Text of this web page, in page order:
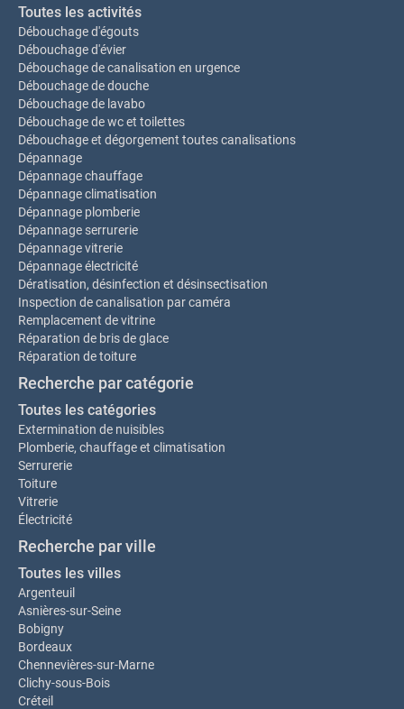
Toutes les activités
Débouchage d'égouts
Débouchage d'évier
Débouchage de canalisation en urgence
Débouchage de douche
Débouchage de lavabo
Débouchage de wc et toilettes
Débouchage et dégorgement toutes canalisations
Dépannage
Dépannage chauffage
Dépannage climatisation
Dépannage plomberie
Dépannage serrurerie
Dépannage vitrerie
Dépannage électricité
Dératisation, désinfection et désinsectisation
Inspection de canalisation par caméra
Remplacement de vitrine
Réparation de bris de glace
Réparation de toiture
Recherche par catégorie
Toutes les catégories
Extermination de nuisibles
Plomberie, chauffage et climatisation
Serrurerie
Toiture
Vitrerie
Électricité
Recherche par ville
Toutes les villes
Argenteuil
Asnières-sur-Seine
Bobigny
Bordeaux
Chennevières-sur-Marne
Clichy-sous-Bois
Créteil